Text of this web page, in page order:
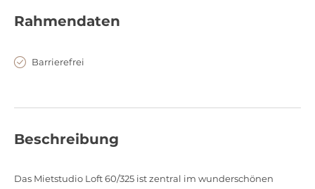
Rahmendaten
Barrierefrei
Beschreibung
Das Mietstudio Loft 60/325 ist zentral im wunderschönen